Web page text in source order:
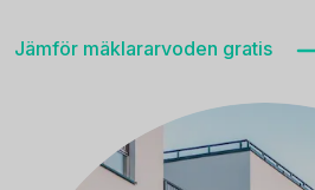
Jämför mäklararvoden gratis